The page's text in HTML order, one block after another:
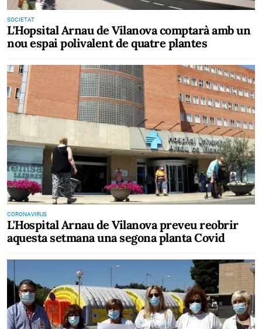
SOCIETAT
L'Hopsital Arnau de Vilanova comptarà amb un
nou espai polivalent de quatre plantes
CORONAVIRUS
L'Hospital Arnau de Vilanova preveu reobrir
aquesta setmana una segona planta Covid